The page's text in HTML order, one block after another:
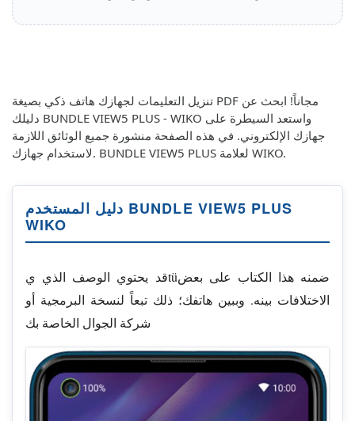
تنزيل التعليمات لجهازك هاتف ذكي بصيغة PDF مجاناً! ابحث عن
دليلك BUNDLE VIEW5 PLUS - WIKO واستعد السيطرة على
جهازك الإلكتروني. في هذه الصفحة منشورة جميع الوثائق اللازمة
لاستخدام جهازك. BUNDLE VIEW5 PLUS لعلامة WIKO.
دليل المستخدم BUNDLE VIEW5 PLUS
WIKO
قد يحتوي الوصف الذي يtüضمنه هذا الكتاب على بعض
الاختلافات بينه. وببين هاتفك؛ ذلك تبعاً لنسخة البرمجية أو
شركة الجوال الخاصة بك